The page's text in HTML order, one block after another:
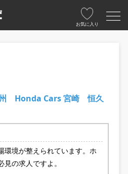
お気に入り
州 Honda Cars 宮崎 恒久
環境が整えられています。ホ
の求人ですよ。